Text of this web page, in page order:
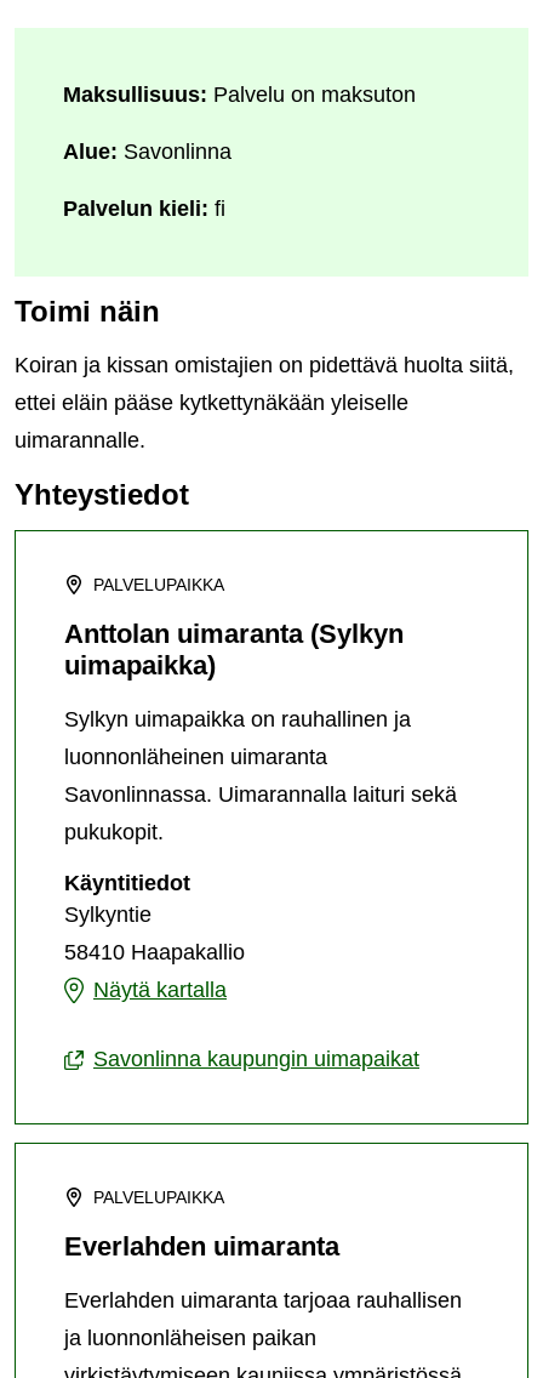
Maksullisuus: Palvelu on maksuton
Alue: Savonlinna
Palvelun kieli: fi
Toimi näin
Koiran ja kissan omistajien on pidettävä huolta siitä,
ettei eläin pääse kytkettynäkään yleiselle
uimarannalle.
Yhteystiedot
PALVELUPAIKKA
Anttolan uimaranta (Sylkyn
uimapaikka)
Sylkyn uimapaikka on rauhallinen ja
luonnonläheinen uimaranta
Savonlinnassa. Uimarannalla laituri sekä
pukukopit.
KäyntitiedotAnttolan
uimapaikka)
Sylkyntie
58410 Haapakallio
Näytä kartalla
Anttolan
(Sylkyn
Savonlinna kaupungin uimapaikat
PALVELUPAIKKA
Everlahden uimaranta
Everlahden uimaranta tarjoaa rauhallisen
ja luonnonläheisen paikan